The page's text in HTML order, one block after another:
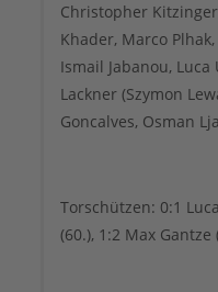
Christopher
Khader, Marco
Ismail Jabanou,
Lackner (Szymon
Goncalves, Osman
Torschützen: 0:1
(60.), 1:2 Max